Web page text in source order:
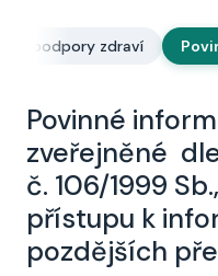
podpory zdraví
Povinné
zveřejněné
č. 106/1999
přístupu k
pozdějších